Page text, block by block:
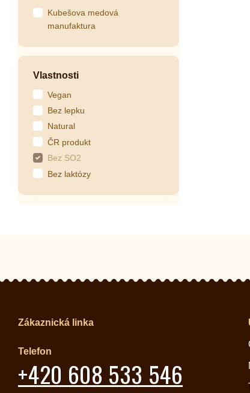
Kubešova medová
manufaktura
Vlastnosti
Vegan
Bez lepku
Natural
ČR produkt
Bez SO2
Bez laktózy
Zákaznická linka
Telefon
+420 608 533 546